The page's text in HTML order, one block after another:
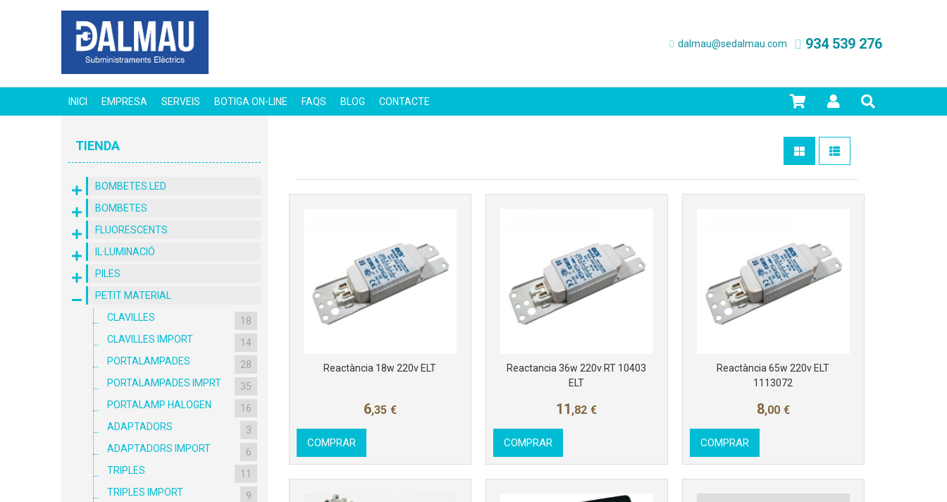
dalmau@sedalmau.com 934 539 276
INICI EMPRESA SERVEIS BOTIGA ON-LINE FAQS BLOG CONTACTE
TIENDA
BOMBETES LED
BOMBETES
FLUORESCENTS
IL·LUMINACIÓ
PILES
PETIT MATERIAL
CLAVILLES
18
CLAVILLES IMPORT
14
PORTALAMPADES
28
PORTALAMPADES IMPRT
35
PORTALAMP HALOGEN
16
ADAPTADORS
3
ADAPTADORS IMPORT
6
TRIPLES
11
TRIPLES IMPORT
9
Reactància 18w 220v ELT
6,35 €
COMPRAR
Reactancia 36w 220v RT 10403
ELT
11 ,82 €
COMPRAR
Reactància 65w 220v ELT
1113072
8,00 €
COMPRAR
Más info
Más info Más info
Más info
Más info